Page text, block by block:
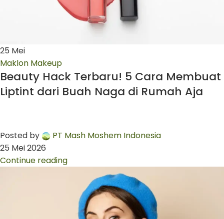
25 Mei
Maklon Makeup
Beauty Hack Terbaru! 5 Cara Membuat
Liptint dari Buah Naga di Rumah Aja
Posted by
PT Mash Moshem Indonesia
25 Mei 2026
Continue reading